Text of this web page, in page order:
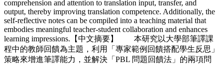
comprehension and attention to translation input, transfer, and
output, thereby improving translation competence. Additionally, the
self-reflective notes can be compiled into a teaching material that
embodies meaningful teacher-student collaboration and enhances
learning impressions.【中文摘要】 本研究以大學部筆譯課
程中的教師回饋為主題，利用「專家範例回饋搭配學生反思」
策略來增進筆譯能力，並解決「PBL 問題回饋法」的兩項問